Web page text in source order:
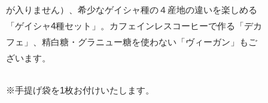
が入りません）、希少なゲイシャ種の４産地の違いを楽しめる
「ゲイシャ4種セット」。カフェインレスコーヒーで作る「デカ
フェ」、精白糖・グラニュー糖を使わない「ヴィーガン」もご
ざいます。
※手提げ袋を1枚お付けいたします。